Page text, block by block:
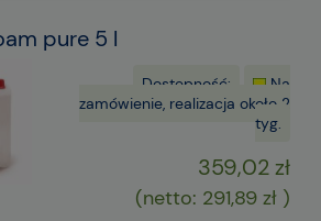
pure 5 l
Dostępność:
Na
zamówienie, realizacja około 2
tyg.
359,02 zł
(netto: 291,89 zł )